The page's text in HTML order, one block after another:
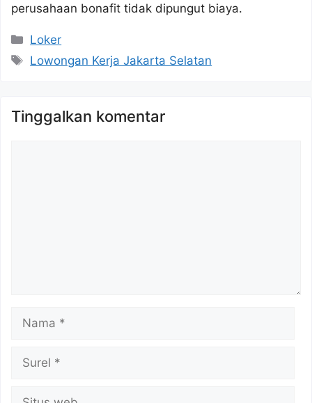
perusahaan bonafit tidak dipungut biaya.
Kategori
Loker
Tag
Lowongan Kerja Jakarta Selatan
Tinggalkan komentar